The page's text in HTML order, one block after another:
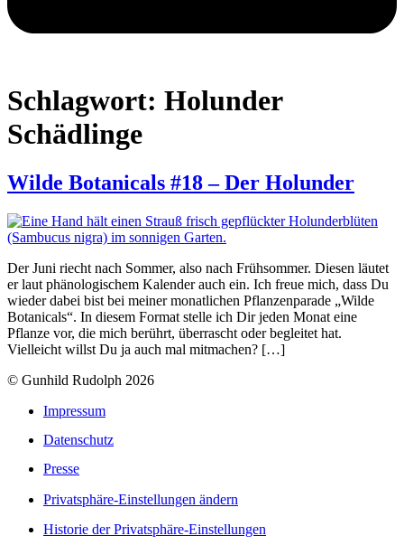
Schlagwort: Holunder
Schädlinge
Wilde Botanicals #18 – Der Holunder
Der Juni riecht nach Sommer, also nach Frühsommer. Diesen läutet
er laut phänologischem Kalender auch ein. Ich freue mich, dass Du
wieder dabei bist bei meiner monatlichen Pflanzenparade „Wilde
Botanicals“. In diesem Format stelle ich Dir jeden Monat eine
Pflanze vor, die mich berührt, überrascht oder begleitet hat.
Vielleicht willst Du ja auch mal mitmachen? […]
© Gunhild Rudolph 2026
Impressum
Datenschutz
Presse
Privatsphäre-Einstellungen ändern
Historie der Privatsphäre-Einstellungen